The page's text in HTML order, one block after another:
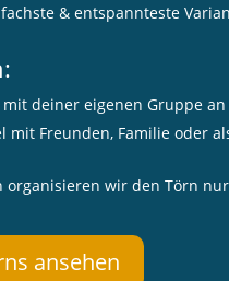
& entspannteste
deiner eigenen Gruppe an
mit Freunden, Familie oder
organisieren wir den Törn
ansehen